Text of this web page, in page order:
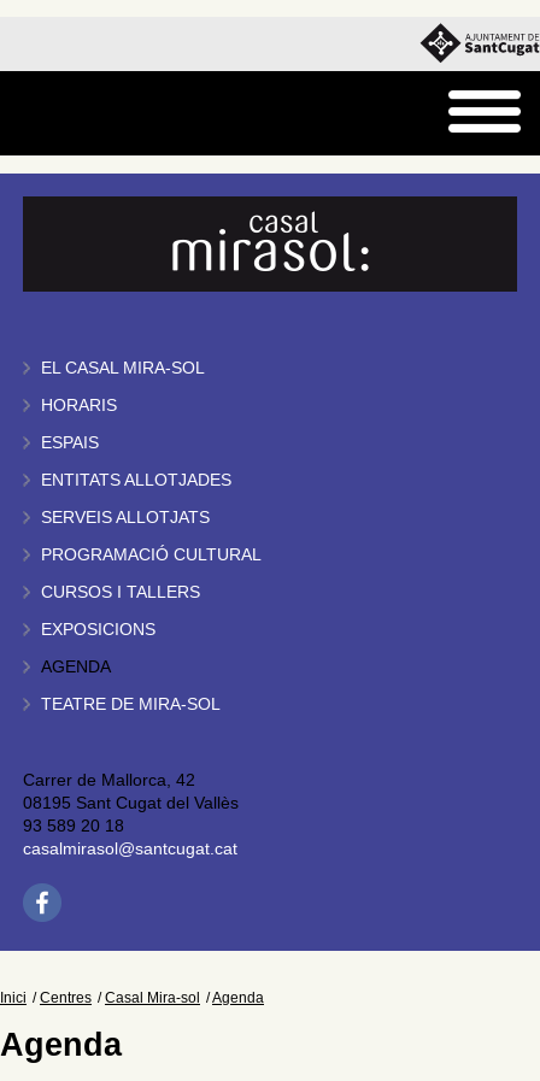
EL CASAL MIRA-SOL
HORARIS
ESPAIS
ENTITATS ALLOTJADES
SERVEIS ALLOTJATS
PROGRAMACIÓ CULTURAL
CURSOS I TALLERS
EXPOSICIONS
AGENDA
TEATRE DE MIRA-SOL
Carrer de Mallorca, 42
08195 Sant Cugat del Vallès
93 589 20 18
casalmirasol@santcugat.cat
Inici Centres Casal Mira-sol Agenda
Agenda